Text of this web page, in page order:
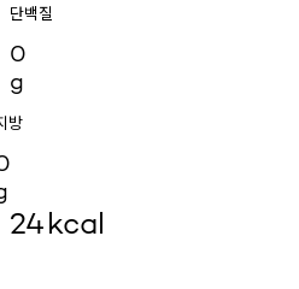
단백질
0
g
방
24kcal